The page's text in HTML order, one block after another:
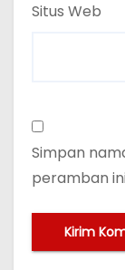
Situs Web
Simpan
peramban